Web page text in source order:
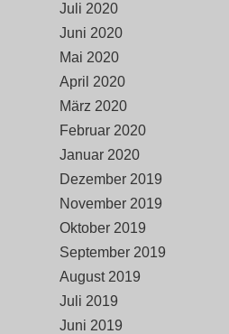
Juli 2020
Juni 2020
Mai 2020
April 2020
März 2020
Februar 2020
Januar 2020
Dezember 2019
November 2019
Oktober 2019
September 2019
August 2019
Juli 2019
Juni 2019